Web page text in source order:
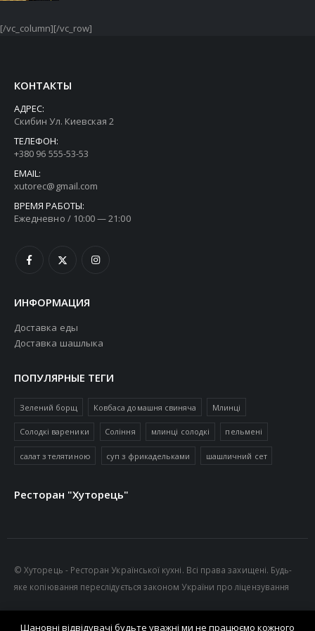
Шановні відвідувачі будьте уважні ми не працюємо кожного
[/vc_column][/vc_row]
КОНТАКТЫ
АДРЕС:
Скибин Ул. Киевская 2
ТЕЛЕФОН:
+380 96 555-53-53
EMAIL:
xutorec@gmail.com
ВРЕМЯ РАБОТЫ:
Ежедневно / 10:00 — 21:00
ИНФОРМАЦИЯ
Доставка еды
Доставка шашлыка
ПОПУЛЯРНЫЕ ТЕГИ
Зелений борщ Ковбаса домашня свиняча Млинці
Солодкі вареники Соління млинці солодкі пельмені
салат з телятиною суп з фрикадельками шашличний сет
Ресторан "Хуторець"
© Хуторець - Ресторан Української кухні. Всі права захищені. Будь-
яке копіювання переслідується законом України про ліцензування